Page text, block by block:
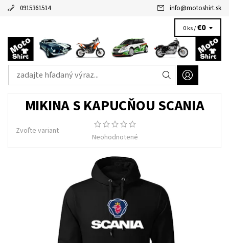
0915361514 info@motoshirt.sk
0 ks /€0
MIKINA S KAPUCŇOU SCANIA
Zvoľte variant
Neohodnotené